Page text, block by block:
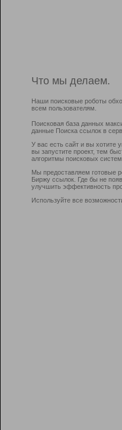
Что мы делаем.
Наши поисковые роботы
всем пользователям.
Поисковая база данных
данные Поиска ссылок в
У вас есть сайт и вы хотите
вы запустите проект, тем
алгоритмы поисковых
Мы предоставляем готовые
Биржу ссылок. Где бы не
улучшить эффективность
Используйте все